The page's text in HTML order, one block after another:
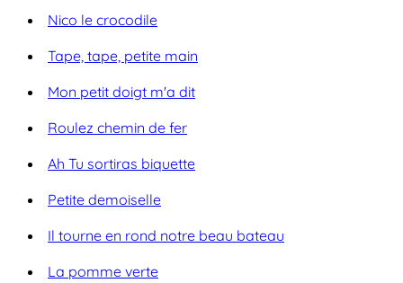
Nico le crocodile
Tape, tape, petite main
Mon petit doigt m'a dit
Roulez chemin de fer
Ah Tu sortiras biquette
Petite demoiselle
Il tourne en rond notre beau bateau
La pomme verte